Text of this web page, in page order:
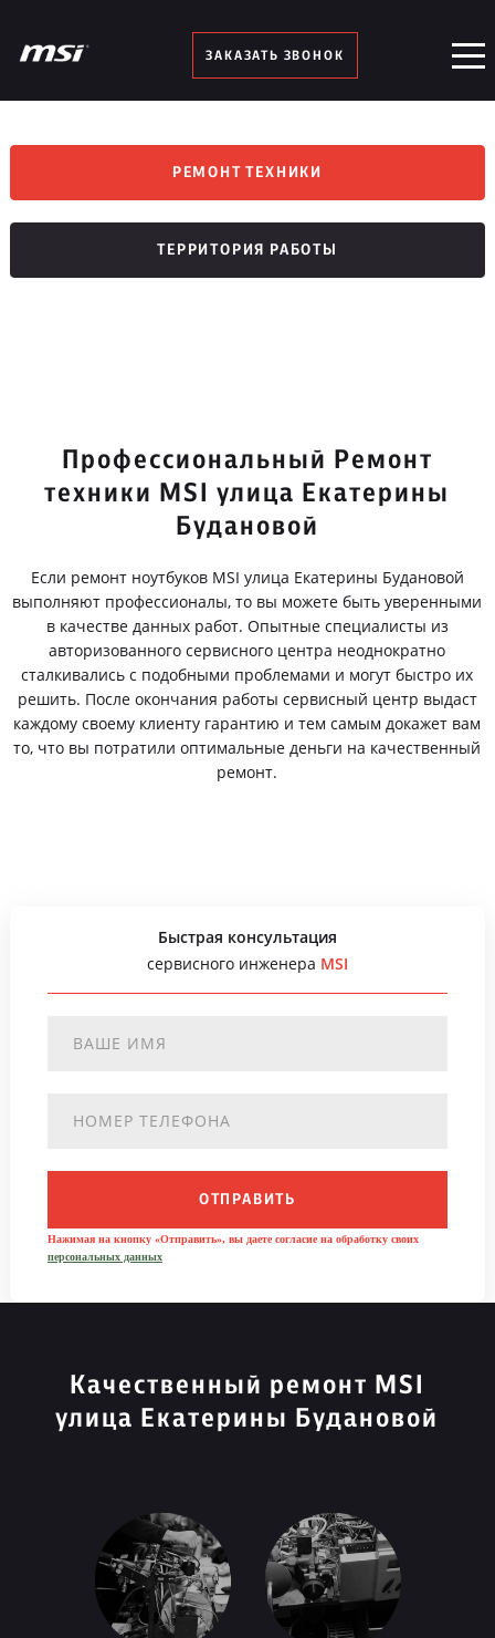
ЗАКАЗАТЬ ЗВОНОК
РЕМОНТ ТЕХНИКИ
ТЕРРИТОРИЯ РАБОТЫ
Профессиональный Ремонт
техники MSI улица Екатерины
Будановой
Если ремонт ноутбуков MSI улица Екатерины Будановой
выполняют профессионалы, то вы можете быть уверенными
в качестве данных работ. Опытные специалисты из
авторизованного сервисного центра неоднократно
сталкивались с подобными проблемами и могут быстро их
решить. После окончания работы сервисный центр выдаст
каждому своему клиенту гарантию и тем самым докажет вам
то, что вы потратили оптимальные деньги на качественный
ремонт.
Быстрая консультация
сервисного инженера MSI
ОТПРАВИТЬ
Нажимая на кнопку «Отправить», вы даете согласие на обработку своих
персональных данных
Качественный ремонт MSI
улица Екатерины Будановой